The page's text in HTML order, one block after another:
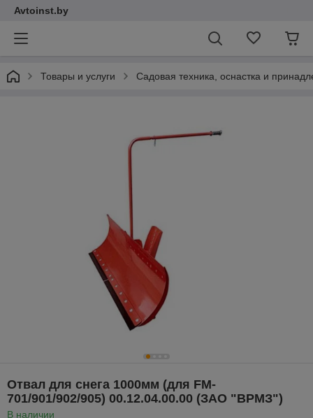
Avtoinst.by
Товары и услуги Садовая техника, оснастка и
Отвал для снега 1000мм (для FM-
701/901/902/905) 00.12.04.00.00 (ЗАО "ВРМЗ")
В наличии